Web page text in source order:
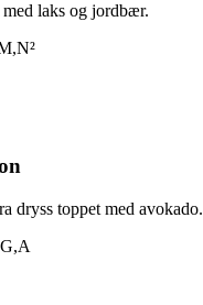
laks og jordbær.
dryss toppet med avokado.